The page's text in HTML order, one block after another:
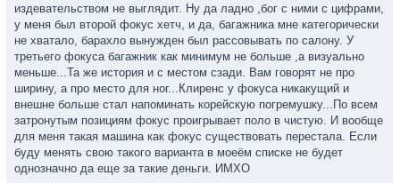
издевательством не выглядит. Ну да ладно ,бог с ними с цифрами,
у меня был второй фокус хетч, и да, багажника мне категорически
не хватало, барахло вынужден был рассовывать по салону. У
третьего фокуса багажник как минимум не больше ,а визуально
меньше...Та же история и с местом сзади. Вам говорят не про
ширину, а про место для ног...Клиренс у фокуса никакущий и
внешне больше стал напоминать корейскую погремушку...По всем
затронутым позициям фокус проигрывает поло в чистую. И вообще
для меня такая машина как фокус существовать перестала. Если
буду менять свою такого варианта в моеём списке не будет
однозначно да еще за такие деньги. ИМХО